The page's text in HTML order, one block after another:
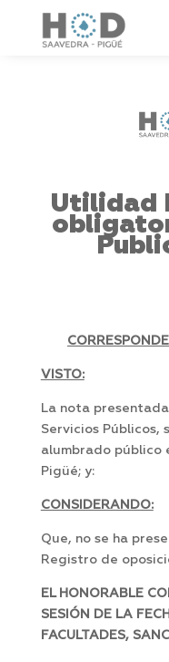
Utilidad
VISTO:
La nota
Servicios Públicos,
alumbrado público
Pigüé; y:
CONSIDERANDO:
Que, no se ha
Registro de
EL HONORABLE
SESIÓN DE LA
FACULTADES,